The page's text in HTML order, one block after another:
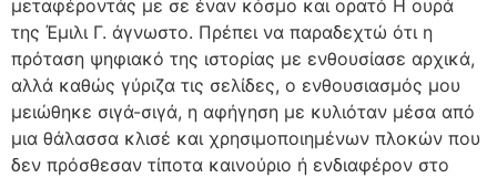
μεταφέροντάς με σε έναν κόσμο και ορατό Η ουρά
της Έμιλι Γ. άγνωστο. Πρέπει να παραδεχτώ ότι η
πρόταση ψηφιακό της ιστορίας με ενθουσίασε αρχικά,
αλλά καθώς γύριζα τις σελίδες, ο ενθουσιασμός μου
μειώθηκε σιγά-σιγά, η αφήγηση με κυλιόταν μέσα από
μια θάλασσα κλισέ και χρησιμοποιημένων πλοκών που
δεν πρόσθεσαν τίποτα καινούριο ή ενδιαφέρον στο